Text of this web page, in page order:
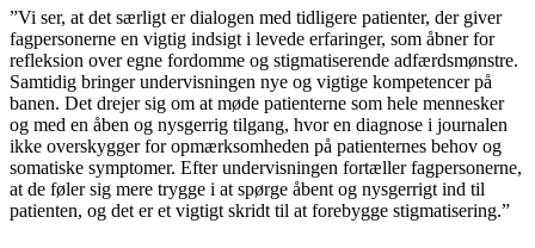
”Vi ser, at det særligt er dialogen med tidligere patienter, der giver
fagpersonerne en vigtig indsigt i levede erfaringer, som åbner for
refleksion over egne fordomme og stigmatiserende adfærdsmønstre.
Samtidig bringer undervisningen nye og vigtige kompetencer på
banen. Det drejer sig om at møde patienterne som hele mennesker
og med en åben og nysgerrig tilgang, hvor en diagnose i journalen
ikke overskygger for opmærksomheden på patienternes behov og
somatiske symptomer. Efter undervisningen fortæller fagpersonerne,
at de føler sig mere trygge i at spørge åbent og nysgerrigt ind til
patienten, og det er et vigtigt skridt til at forebygge stigmatisering.”